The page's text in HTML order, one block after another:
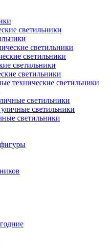
светильники
светильники
светильники
светильники
светильники
технические светильники
светильники
светильники
светильники